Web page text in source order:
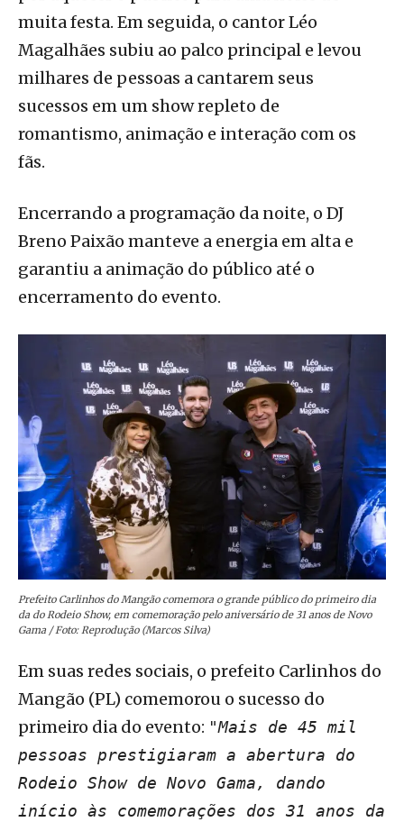
muita festa. Em seguida, o cantor Léo
Magalhães subiu ao palco principal e levou
milhares de pessoas a cantarem seus
sucessos em um show repleto de
romantismo, animação e interação com os
fãs.
Encerrando a programação da noite, o DJ
Breno Paixão manteve a energia em alta e
garantiu a animação do público até o
encerramento do evento.
Prefeito Carlinhos do Mangão comemora o grande público do primeiro dia
da do Rodeio Show, em comemoração pelo aniversário de 31 anos de Novo
Gama / Foto: Reprodução (Marcos Silva)
Em suas redes sociais, o prefeito Carlinhos do
Mangão (PL) comemorou o sucesso do
primeiro dia do evento: "Mais de 45 mil
pessoas prestigiaram a abertura do
Rodeio Show de Novo Gama, dando
início às comemorações dos 31 anos da